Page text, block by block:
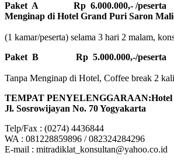
Paket A Rp 6.000.000,- /peserta
Menginap di Hotel Grand Puri Saron
(1 kamar/peserta) selama 3 hari 2 malam,
Paket B
Rp 5.000.000,-/peserta
Tanpa Menginap di Hotel, Coffee break 2
TEMPAT PENYELENGGARAAN:Hotel
Jl. Sosrowijayan No. 70 Yogyakarta
Telp/Fax : (0274) 4436844
WA : 081228859896 / 082324284296
E-mail : mitradiklat_konsultan@yahoo.co.id